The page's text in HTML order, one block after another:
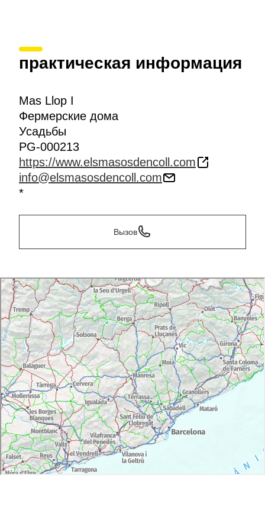
практическая информация
Mas Llop I
Фермерские дома
Усадьбы
PG-000213
https://www.elsmasosdencoll.com
info@elsmasosdencoll.com
*
Вызов